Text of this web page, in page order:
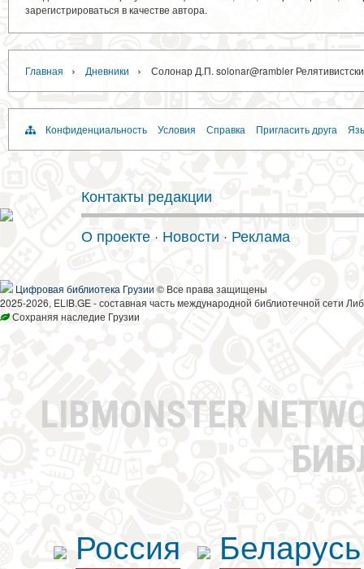
зарегистрироваться в качестве автора.
Главная › Дневники › Солонар Д.П. solonar@rambler
Конфиденциальность Условия Справка Пригласить друга
Контакты редакции
О проекте · Новости · Реклама
Цифровая библиотека Грузии © Все права защищены
2025-2026, ELIB.GE - составная часть международной библиотечной сети
Сохраняя наследие Грузии
LIBMONSTER
Россия
Беларусь